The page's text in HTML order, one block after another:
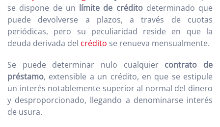
se dispone de un límite de créditodeterminado que
puede devolverse a plazos, a través de cuotas
periódicas, pero su peculiaridad reside en que la
deuda derivada del crédito se renueva mensualmente.
Se puede determinar nulo cualquier contrato de
préstamo, extensible a un crédito, en que se estipule
un interés notablemente superior al normal del dinero
y desproporcionado, llegando a denominarse interés
de usura.